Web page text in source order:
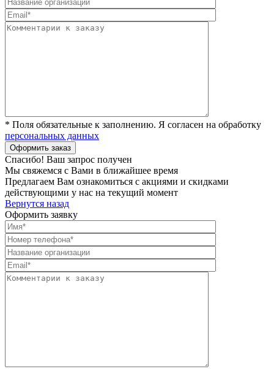
* Поля обязательные к заполнению. Я согласен на обработку
персональных данных
Спасибо! Ваш запрос получен
Мы свяжемся с Вами в ближайшее время
Предлагаем Вам ознакомиться с акциями и скидками
действующими у нас на текущий момент
Вернутся назад
Оформить заявку